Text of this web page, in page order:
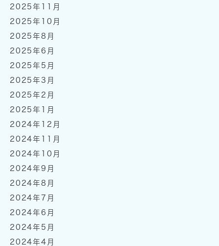
2025年11月
2025年10月
2025年8月
2025年6月
2025年5月
2025年3月
2025年2月
2025年1月
2024年12月
2024年11月
2024年10月
2024年9月
2024年8月
2024年7月
2024年6月
2024年5月
2024年4月